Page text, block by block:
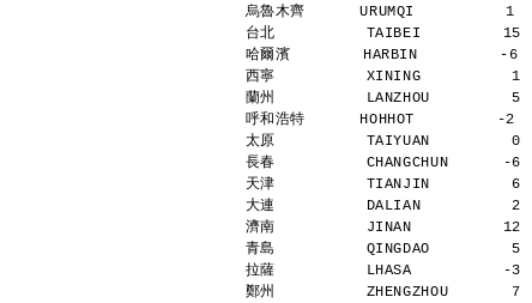
烏魯木齊      URUMQI
台北          TAIBEI         15
哈爾濱        HARBIN         -
西寧          XINING          1
蘭州          LANZHOU
呼和浩特      HOHHOT
太原          TAIYUAN         0
長春          CHANGCHUN
天津          TIANJIN         6
大連          DALIAN
濟南          JINAN          12
青島          QINGDAO
拉薩          LHASA          -3
鄭州          ZHENGZHOU